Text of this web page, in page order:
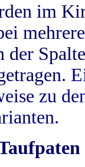
im
zu